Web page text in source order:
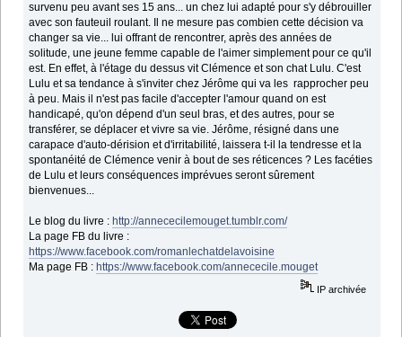
survenu peu avant ses 15 ans... un chez lui adapté pour s'y débrouiller
avec son fauteuil roulant. Il ne mesure pas combien cette décision va
changer sa vie... lui offrant de rencontrer, après des années de
solitude, une jeune femme capable de l'aimer simplement pour ce qu'il
est. En effet, à l'étage du dessus vit Clémence et son chat Lulu. C'est
Lulu et sa tendance à s'inviter chez Jérôme qui va les rapprocher peu
à peu. Mais il n'est pas facile d'accepter l'amour quand on est
handicapé, qu'on dépend d'un seul bras, et des autres, pour se
transférer, se déplacer et vivre sa vie. Jérôme, résigné dans une
carapace d'auto-dérision et d'irritabilité, laissera t-il la tendresse et la
spontanéité de Clémence venir à bout de ses réticences ? Les facéties
de Lulu et leurs conséquences imprévues seront sûrement
bienvenues...
Le blog du livre : http://annececilemouget.tumblr.com/
La page FB du livre :
https://www.facebook.com/romanlechatdelavoisine
Ma page FB : https://www.facebook.com/annececile.mouget
IP archivée